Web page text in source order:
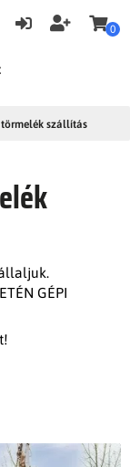
0
törmelék szállítás
GÉPI